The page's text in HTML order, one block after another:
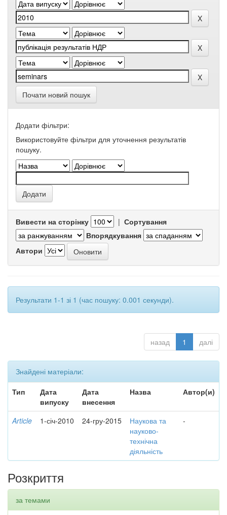
Почати новий пошук
Додати фільтри:
Використовуйте фільтри для уточнення результатів
пошуку.
Вивести на сторінку | Сортування
Впорядкування
Автори
Результати 1-1 зі 1 (час пошуку: 0.001 секунди).
назад 1 далі
Знайдені матеріали:
Тип
Дата
випуску
Дата
внесення
Назва Автор(и)
Article 1-січ-2010 24-гру-2015
Наукова та
науково-
технічна
діяльність
-
Розкриття
за темами